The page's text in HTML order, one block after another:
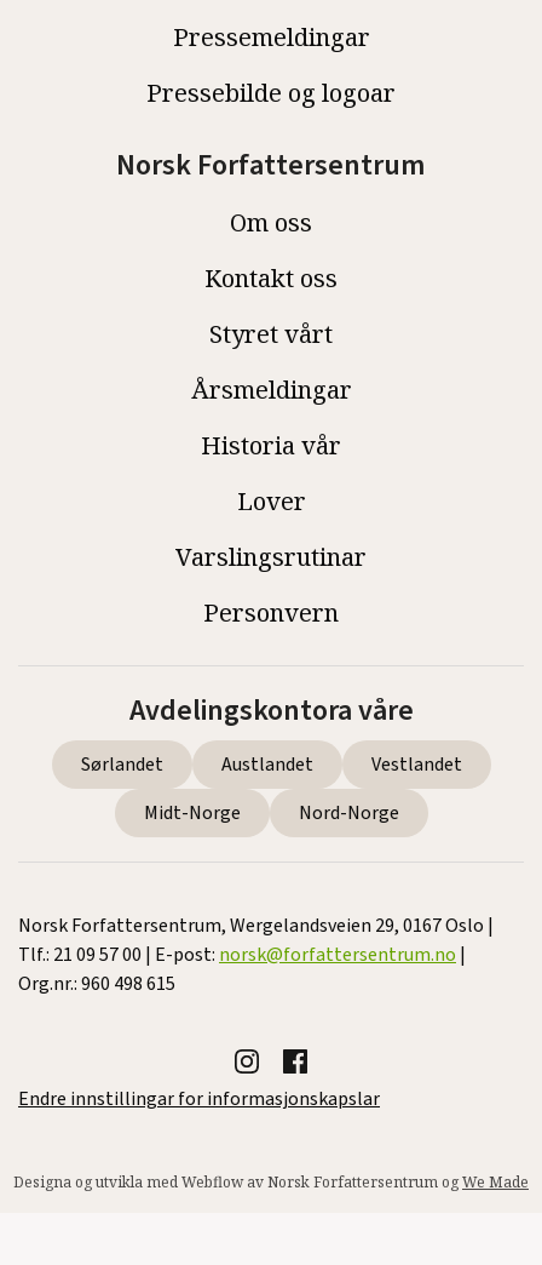
Pressemeldingar
Pressebilde og logoar
Norsk Forfattersentrum
Om oss
Kontakt oss
Styret vårt
Årsmeldingar
Historia vår
Lover
Varslingsrutinar
Personvern
Avdelingskontora våre
Sørlandet Austlandet
Vestlandet
Midt-Norge
Nord-Norge
Norsk Forfattersentrum, Wergelandsveien 29, 0167 Oslo |
Tlf.: 21 09 57 00 | E-post: norsk@forfattersentrum.no |
Org.nr.: 960 498 615
Endre innstillingar for informasjonskapslar
Designa og utvikla med Webflow av Norsk Forfattersentrum ogWe Made